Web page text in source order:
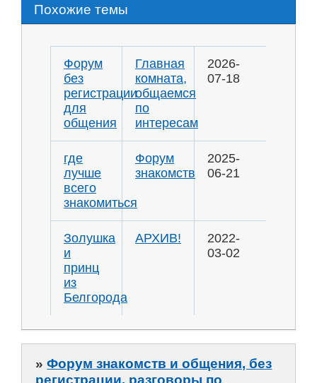
Похожие темы
Форум
без
регистрации
для
общения
Главная
комната,
общаемся
по
интересам
2026-
07-18
где
лучше
всего
знакомиться
Форум
знакомств
2025-
06-21
Золушка
и
принц
из
Белгорода
АРХИВ!
2022-
03-02
»Форум знакомств и общения, без
регистрации, разговоры по